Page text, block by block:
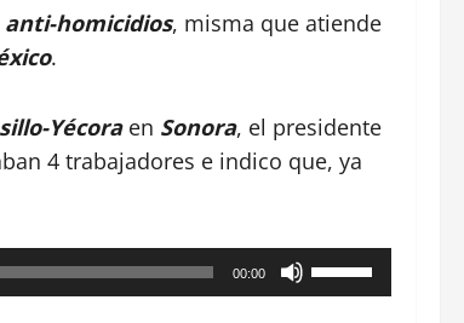
homicidios, misma que atiende
.
Yécoraen Sonora, el presidente
4 trabajadores e indico que, ya
00:00
Utiliza
las